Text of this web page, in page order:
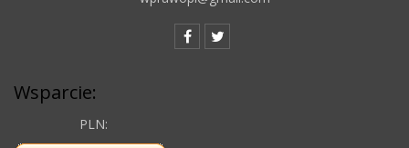
Wsparcie:
PLN: